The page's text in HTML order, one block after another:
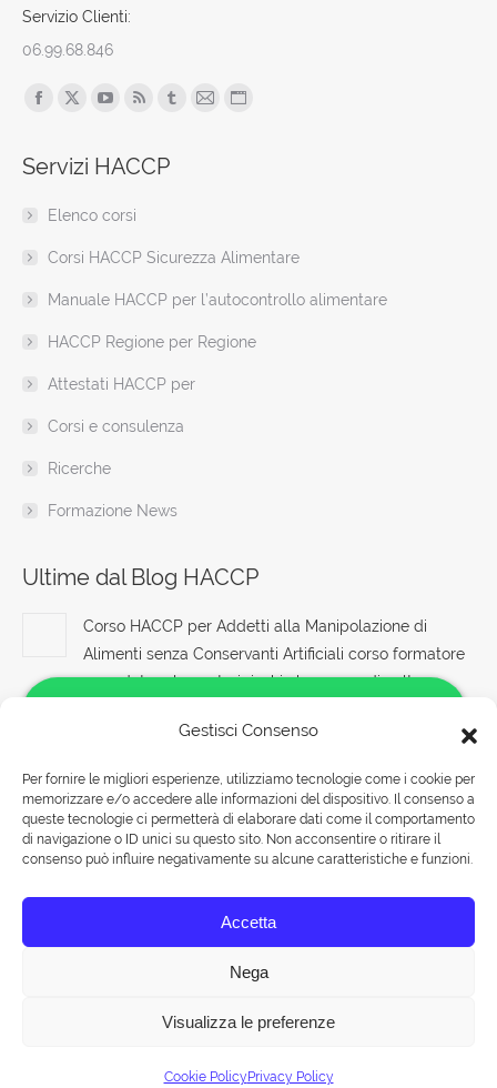
Gestisci Consenso
Per fornire le migliori esperienze, utilizziamo tecnologie come i cookie per
memorizzare e/o accedere alle informazioni del dispositivo. Il consenso a
queste tecnologie ci permetterà di elaborare dati come il comportamento
di navigazione o ID unici su questo sito. Non acconsentire o ritirare il
consenso può influire negativamente su alcune caratteristiche e funzioni.
Accetta
Nega
Visualizza le preferenze
Cookie Policy Privacy Policy
Servizio Clienti:
06.99.68.846
Find us on:
Facebook
opens
new
window
X
opens
new
window
opens
new
window
opens
window
Tumblr
window
Mail
window
Sito
new
Servizi HACCP
Elenco corsi
Corsi HACCP Sicurezza Alimentare
Manuale HACCP per l’autocontrollo alimentare
HACCP Regione per Regione
Attestati HACCP per
Corsi e consulenza
Ricerche
Formazione News
Ultime dal Blog HACCP
Corso HACCP per Addetti alla Manipolazione di
Alimenti senza Conservanti Artificiali corso formatore
rspp datore lavoratori rischio basso medio alto
Gestione dei Rischi e Sicurezza nei Lavori Edili di
Costruzione
8 Agosto 2026
© Tuttohaccp.com - 2019. Tutti i diritti riservati - P.IVA 10515651007 -
Salve!
Come possiamo aiutarti?
Rispondiamo nei seguenti orari:
Lunedì-Venerdì 09:00-18:00
Sabato 09:00-13:00